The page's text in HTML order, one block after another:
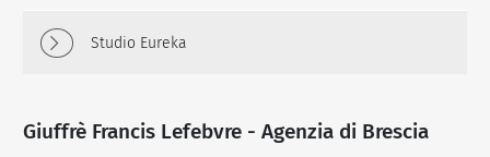
Studio Eureka
Giuffrè Francis Lefebvre - Agenzia di Brescia